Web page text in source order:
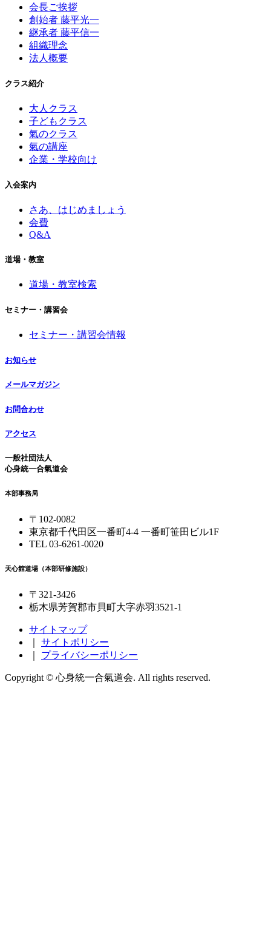
会長ご挨拶
創始者 藤平光一
継承者 藤平信一
組織理念
法人概要
クラス紹介
大人クラス
子どもクラス
氣のクラス
氣の講座
企業・学校向け
入会案内
さあ、はじめましょう
会費
Q&A
道場・教室
道場・教室検索
セミナー・講習会
セミナー・講習会情報
お知らせ
メールマガジン
お問合わせ
アクセス
一般社団法人
心身統一合氣道会
本部事務局
〒102-0082
東京都千代田区一番町4-4 一番町笹田ビル1F
TEL 03-6261-0020
天心館道場（本部研修施設）
〒321-3426
栃木県芳賀郡市貝町大字赤羽3521-1
サイトマップ
サイトポリシー
プライバシーポリシー
Copyright © 心身統一合氣道会. All rights reserved.